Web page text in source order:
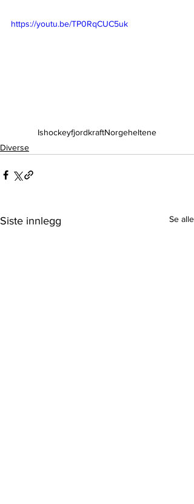
https://youtu.be/TP0RqCUC5uk
IshockeyfjordkraftNorgeheltene
Diverse
Siste innlegg Se alle